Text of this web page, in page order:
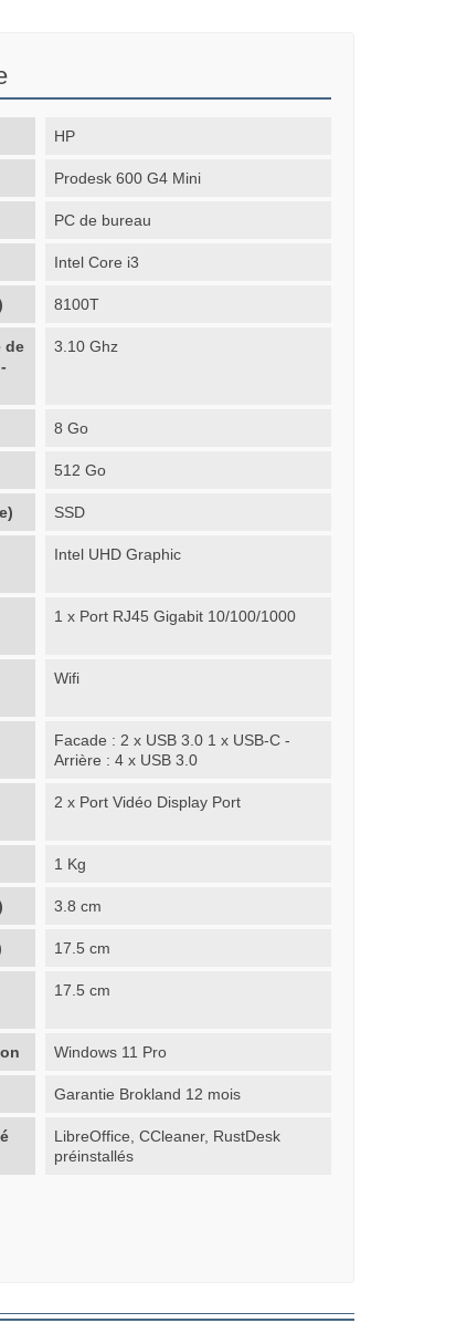
HP
Prodesk 600 G4 Mini
PC de bureau
Intel Core i3
8100T
de
3.10 Ghz
8 Go
512 Go
SSD
Intel UHD Graphic
1 x Port RJ45 Gigabit 10/100/1000
Wifi
Facade : 2 x USB 3.0 1 x USB-C -
Arrière : 4 x USB 3.0
2 x Port Vidéo Display Port
1 Kg
3.8 cm
17.5 cm
17.5 cm
Windows 11 Pro
Garantie Brokland 12 mois
LibreOffice, CCleaner, RustDesk
préinstallés